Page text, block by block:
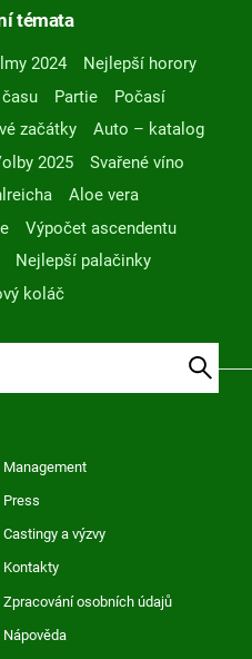
témata
2024
Nejlepší horory
Partie
Počasí
začátky
Auto – katalog
2025
Svařené víno
Aloe vera
Výpočet ascendentu
Nejlepší palačinky
koláč
Management
Press
Castingy a výzvy
Kontakty
Zpracování osobních údajů
Nápověda